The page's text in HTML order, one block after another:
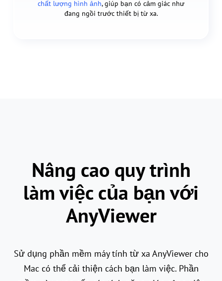
chất lượng hình ảnh, giúp bạn có cảm giác như
đang ngồi trước thiết bị từ xa.
Nâng cao quy trình
làm việc của bạn với
AnyViewer
Sử dụng phần mềm máy tính từ xa AnyViewer cho
Mac có thể cải thiện cách bạn làm việc. Phần